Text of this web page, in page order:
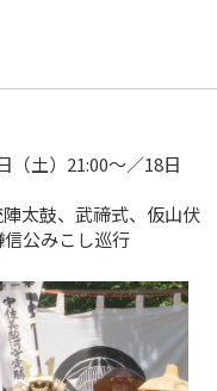
（土）21:00～／18日
太鼓、武禘式、仮山伏
公みこし巡行